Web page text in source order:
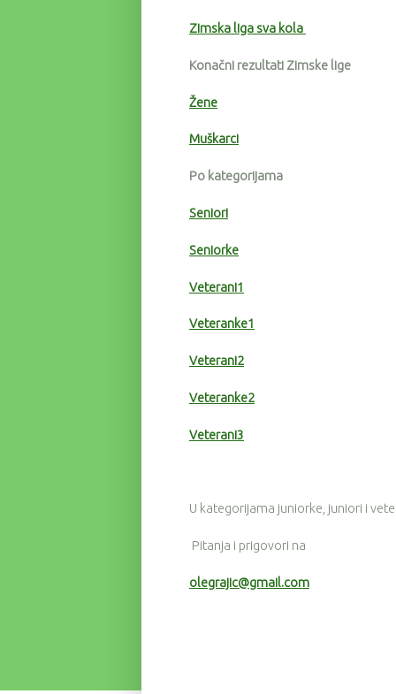
Zimska liga sva kola
Konačni rezultati Zimske lige
Žene
Muškarci
Po kategorijama
Seniori
Seniorke
Veterani1
Veteranke1
Veterani2
Veteranke2
Veterani3
U kategorijama juniorke, juniori i
Pitanja i prigovori na
olegrajic@gmail.com